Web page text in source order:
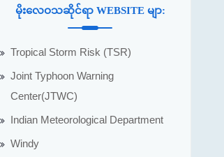
မိုးလေဝသဆိုင်ရာ WEBSITE မျာ:
Tropical Storm Risk (TSR)
Joint Typhoon Warning
Center(JTWC)
Indian Meteorological Department
Windy